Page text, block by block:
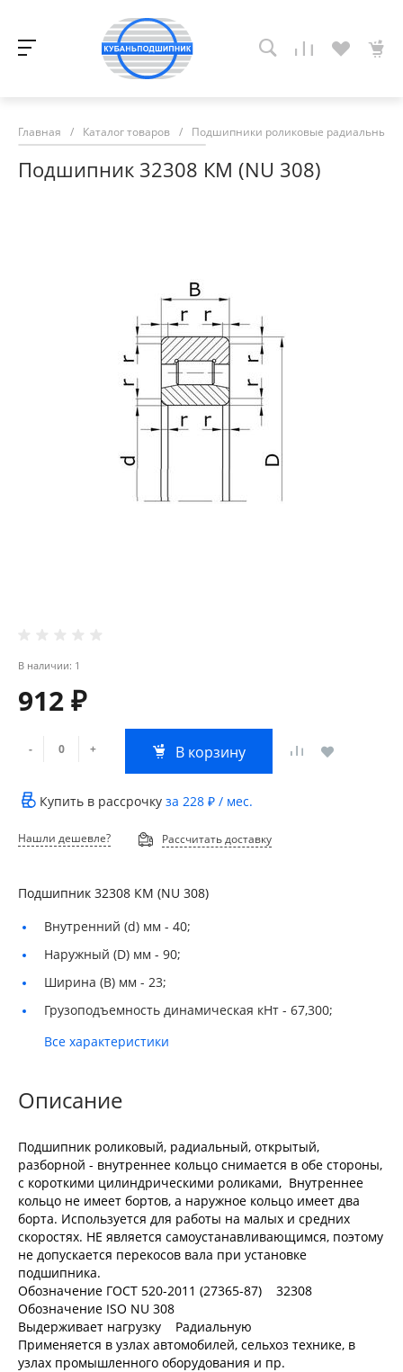
Главная / Каталог товаров / Подшипники роликовые радиальные
Подшипник 32308 КМ (NU 308)
В наличии: 1
912 ₽
- + В корзину
Купить в рассрочку за 228 ₽ / мес.
Нашли дешевле? Рассчитать доставку
Подшипник 32308 КМ (NU 308)
Внутренний (d) мм - 40;
Наружный (D) мм - 90;
Ширина (B) мм - 23;
Грузоподъемность динамическая кНт - 67,300;
Все характеристики
Описание
Подшипник роликовый, радиальный, открытый,
разборной - внутреннее кольцо снимается в обе стороны,
с короткими цилиндрическими роликами, Внутреннее
кольцо не имеет бортов, а наружное кольцо имеет два
борта. Используется для работы на малых и средних
скоростях. НЕ является самоустанавливающимся, поэтому
не допускается перекосов вала при установке
подшипника.
Обозначение ГОСТ 520-2011 (27365-87) 32308
Обозначение ISO NU 308
Выдерживает нагрузку Радиальную
Применяется в узлах автомобилей, сельхоз технике, в
узлах промышленного оборудования и пр.